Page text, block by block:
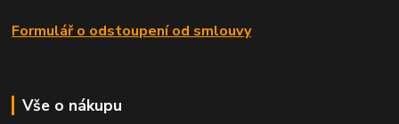
Formulář o odstoupení od smlouvy
Vše o nákupu